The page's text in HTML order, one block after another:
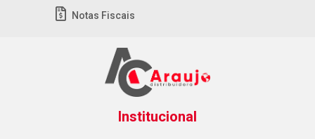
Notas Fiscais
Institucional